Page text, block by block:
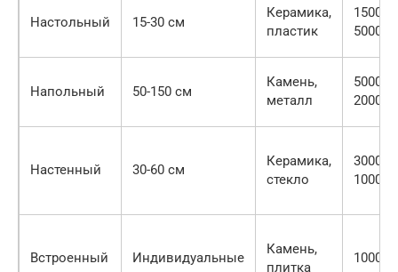
Настольный 15-30 см
Керамика,
пластик
1500-
5000
Напольный 50-150 см
Камень,
металл
5000-
20000
Настенный 30-60 см
Керамика,
стекло
3000-
10000
Встроенный Индивидуальные
Камень,
плитка
10000+